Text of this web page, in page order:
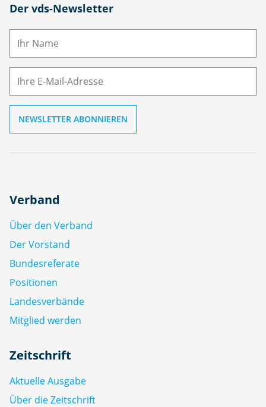
Der vds-Newsletter
N
M
Verband
Über den Verband
Der Vorstand
Bundesreferate
Positionen
Landesverbände
Mitglied werden
Zeitschrift
Aktuelle Ausgabe
Über die Zeitschrift